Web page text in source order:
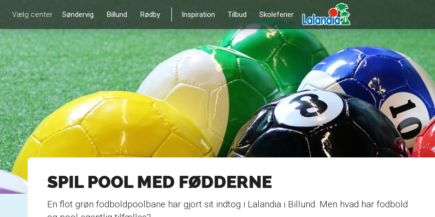
Vælg center Søndervig Billund Rødby Inspiration Tilbud Skoleferier
SPIL POOL MED FØDDERNE
En flot grøn fodboldpoolbane har gjort sit indtog i Lalandia i Billund. Men hvad har fodbold